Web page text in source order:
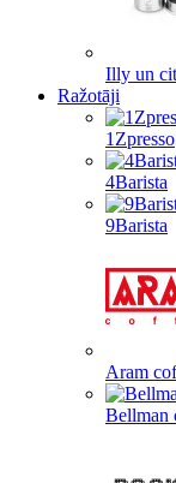
Illy un
Ražotāji
1Zpresso
4Barista
9Barista
Aram
Bellman